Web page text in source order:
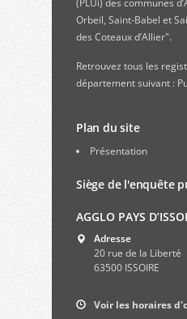
(PLUi) des communes
Orbeil, Saint-Babel et
des Coteaux d’Allier".
Retrouvez tous les
département suivant :
Plan du site
Présentation
Siège de l'enquête
AGGLO PAYS
Adresse
20 rue de la Liberté
63500 ISSOIRE
Voir les horaires